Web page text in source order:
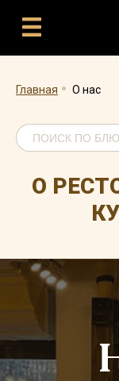
Главная . О нас
О